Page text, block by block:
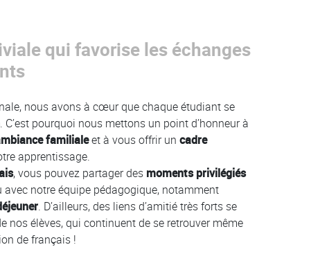
qui favorise les échanges
nous avons à cœur que chaque étudiant se
. C’est pourquoi nous mettons un point d’honneur à
familialeet à vous offrir un cadre
apprentissage.
, vous pouvez partager des moments privilégiés
avec notre équipe pédagogique, notamment
. D’ailleurs, des liens d’amitié très forts se
nos élèves, qui continuent de se retrouver même
de français !